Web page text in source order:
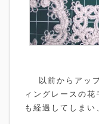
以前からアップ
ィングレースの
も経過してしまい